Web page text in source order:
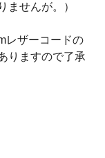
ませんが。）
レザーコードの
りますので了承